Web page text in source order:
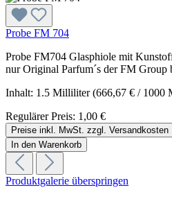
Probe FM 704
Probe FM704 Glasphiole mit
nur Original Parfum´s der FM Group
Inhalt: 1.5 Milliliter(666,67 € / 1000
Regulärer Preis: 1,00 €
Preise inkl. MwSt. zzgl. Versandkosten
In den Warenkorb
Produktgalerie überspringen